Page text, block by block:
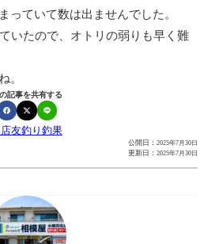
っていて数は出ませんでした。
いたので、オトリの弱りも早く難
。
記事を共有する
友釣り釣果
公開日： 2025年7月30日
更新日： 2025年7月30日